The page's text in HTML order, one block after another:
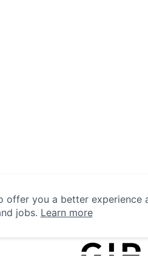
offer you a better experience
jobs. Learn more